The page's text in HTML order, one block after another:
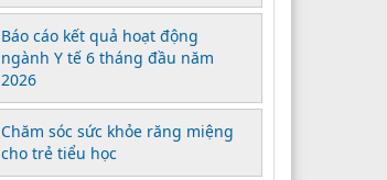
Báo cáo kết quả hoạt động
ngành Y tế 6 tháng đầu năm
2026
Chăm sóc sức khỏe răng miệng
cho trẻ tiểu học